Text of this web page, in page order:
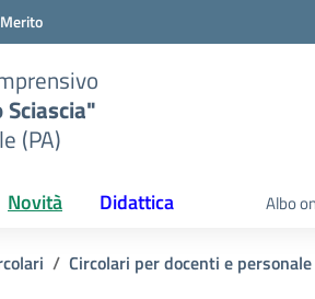
(PA)
Novità Didattica Albo
Circolari per docenti e personale